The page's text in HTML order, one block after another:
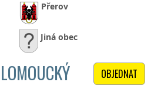
Přerov
Jiná obec
OBJEDNAT